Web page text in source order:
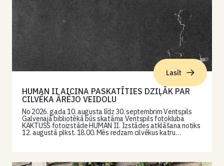
Lasīt
HUMAN II AICINA PASKATĪTIES DZIĻĀK PAR
CILVĒKA ĀRĒJO VEIDOLU
No 2026. gada 10. augusta līdz 30. septembrim Ventspils
Galvenajā bibliotēkā būs skatāma Ventspils fotokluba
KAKTUSS fotoizstāde HUMAN II. Izstādes atklāšana notiks
12. augustā plkst. 18.00. Mēs redzam cilvēkus katru…